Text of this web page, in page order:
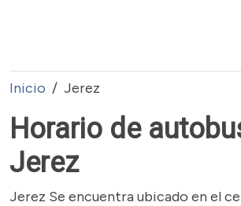
Inicio Jerez
Horario de
Jerez
Jerez Se encuentra ubicado en el